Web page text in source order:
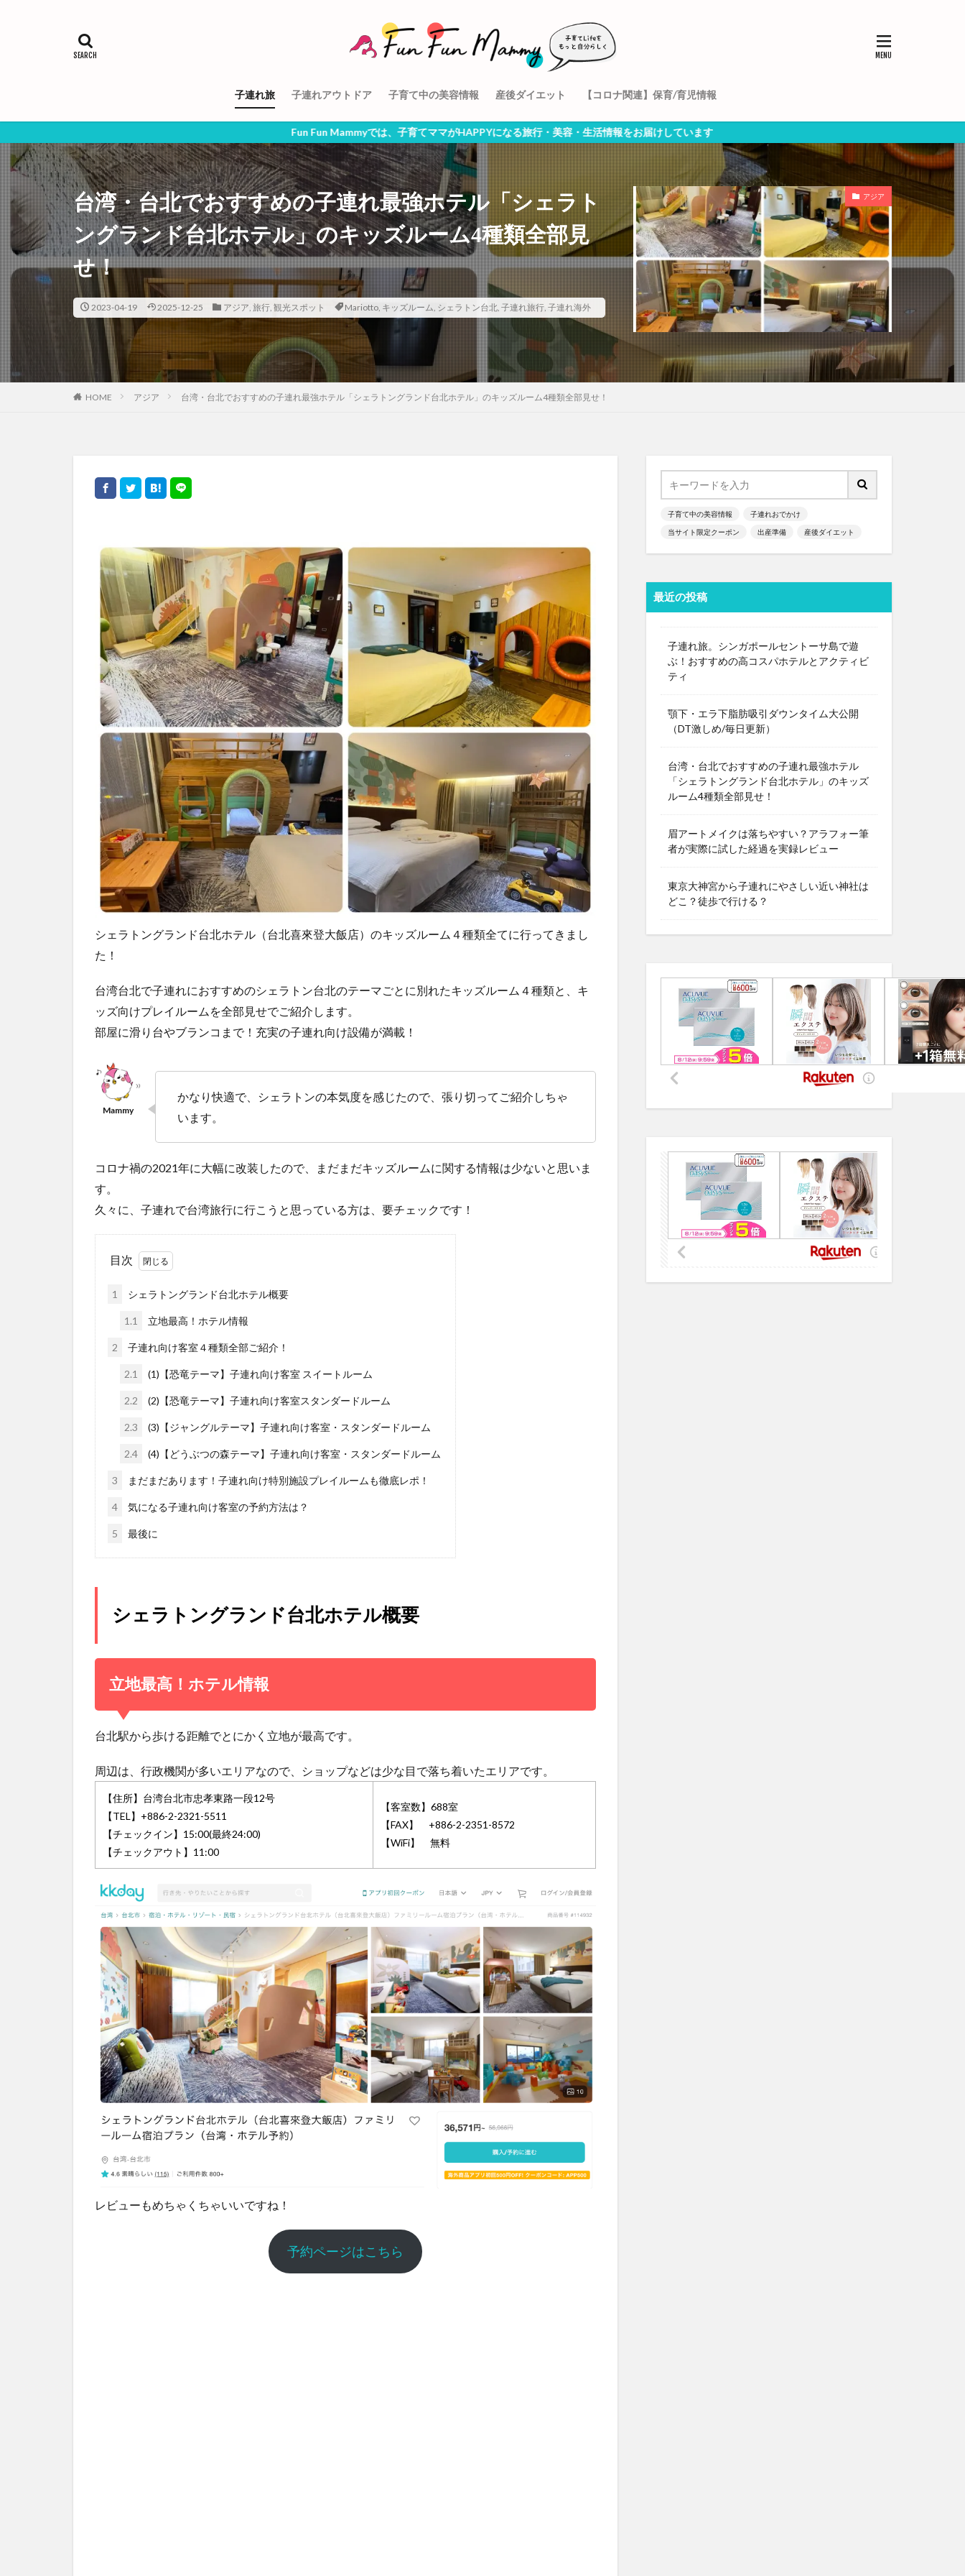
子連れ旅 子連れアウトドア 子育て中の美容情報 産後ダイエット 【コロナ関連】保育/育児情報
Fun Fun Mammyでは、子育てママがHAPPYになる旅行・美容・生活情報をお届けしています
台湾・台北でおすすめの子連れ最強ホテル「シェラト
ングランド台北ホテル」のキッズルーム4種類全部見
せ！
2023-04-19 2025-12-25 アジア, 旅行, 観光スポット Mariotto, キッズルーム, シェラトン台北, 子連れ旅行, 子連れ海外
アジア
HOME アジア 台湾・台北でおすすめの子連れ最強ホテル「シェラトングランド台北ホテル」のキッズルーム4種類全部見せ！
シェラトングランド台北ホテル（台北喜來登大飯店）のキッズルーム４種類全てに行ってきまし
た！
台湾台北で子連れにおすすめのシェラトン台北のテーマごとに別れたキッズルーム４種類と、キ
ッズ向けプレイルームを全部見せでご紹介します。
部屋に滑り台やブランコまで！充実の子連れ向け設備が満載！
かなり快適で、シェラトンの本気度を感じたので、張り切ってご紹介しちゃ
います。
コロナ禍の2021年に大幅に改装したので、まだまだキッズルームに関する情報は少ないと思いま
す。
久々に、子連れで台湾旅行に行こうと思っている方は、要チェックです！
目次
1 シェラトングランド台北ホテル概要
1.1 立地最高！ホテル情報
2 子連れ向け客室４種類全部ご紹介！
2.1 (1)【恐竜テーマ】子連れ向け客室 スイートルーム
2.2 (2)【恐竜テーマ】子連れ向け客室スタンダードルーム
2.3 (3)【ジャングルテーマ】子連れ向け客室・スタンダードルーム
2.4 (4)【どうぶつの森テーマ】子連れ向け客室・スタンダードルーム
3 まだまだあります！子連れ向け特別施設プレイルームも徹底レポ！
4 気になる子連れ向け客室の予約方法は？
5 最後に
シェラトングランド台北ホテル概要
立地最高！ホテル情報
台北駅から歩ける距離でとにかく立地が最高です。
周辺は、行政機関が多いエリアなので、ショップなどは少な目で落ち着いたエリアです。
【住所】台湾台北市忠孝東路一段12号
【TEL】+886-2-2321-5511
【チェックイン】15:00(最終24:00)
【チェックアウト】11:00
【客室数】688室
【FAX】 +886-2-2351-8572
【WiFi】 無料
レビューもめちゃくちゃいいですね！
予約ページはこちら
子育て中の美容情報 子連れおでかけ
当サイト限定クーポン 出産準備 産後ダイエット
最近の投稿
子連れ旅。シンガポールセントーサ島で遊
ぶ！おすすめの高コスパホテルとアクティビ
ティ
顎下・エラ下脂肪吸引ダウンタイム大公開
（DT激しめ/毎日更新）
台湾・台北でおすすめの子連れ最強ホテル
「シェラトングランド台北ホテル」のキッズ
ルーム4種類全部見せ！
眉アートメイクは落ちやすい？アラフォー筆
者が実際に試した経過を実録レビュー
東京大神宮から子連れにやさしい近い神社は
どこ？徒歩で行ける？